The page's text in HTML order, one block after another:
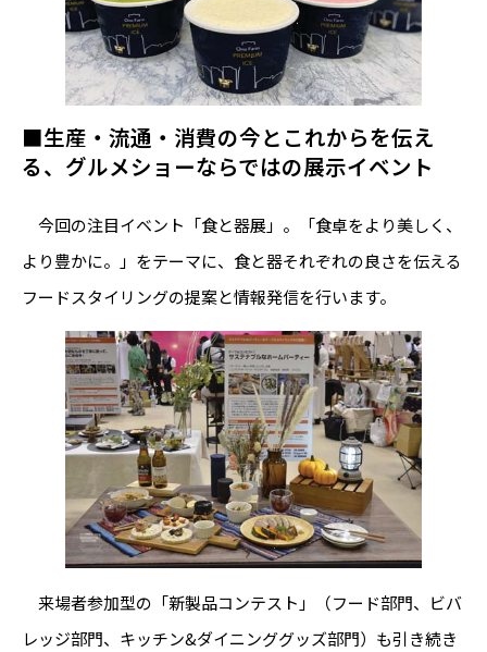
■生産・流通・消費の今とこれからを伝え
る、グルメショーならではの展示イベント
今回の注目イベント「食と器展」。「食卓をより美しく、
より豊かに。」をテーマに、食と器それぞれの良さを伝える
フードスタイリングの提案と情報発信を行います。
来場者参加型の「新製品コンテスト」（フード部門、ビバ
レッジ部門、キッチン&ダイニンググッズ部門）も引き続き